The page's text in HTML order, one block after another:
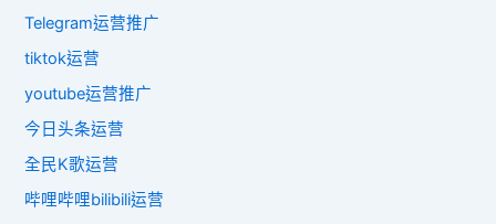
Telegram运营推广
tiktok运营
youtube运营推广
今日头条运营
全民K歌运营
哔哩哔哩bilibili运营